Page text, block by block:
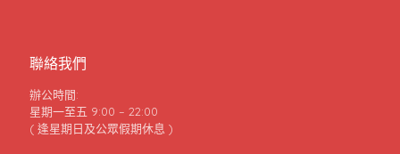
聯絡我們
辦公時間:
星期一至五 9:00 – 22:00
( 逢星期日及公眾假期休息 )